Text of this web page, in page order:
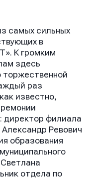
самых сильных
в
К громким
здесь
торжественной
раз
известно,
директор филиала
Ревович
образования
отдела по